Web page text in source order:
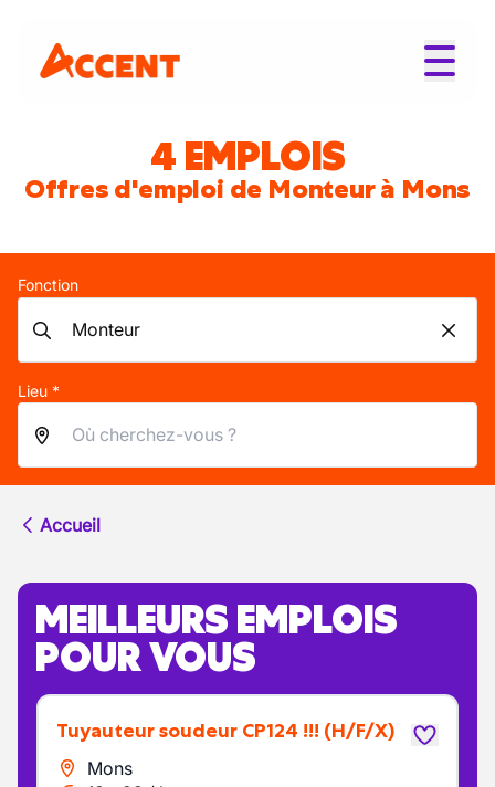
4 EMPLOIS
Offres d'emploi de Monteur à Mons
Fonction
Lieu *
Accueil
MEILLEURS EMPLOIS
POUR VOUS
tuyauteur soudeur CP124 !!! (H/F/X)
Mons